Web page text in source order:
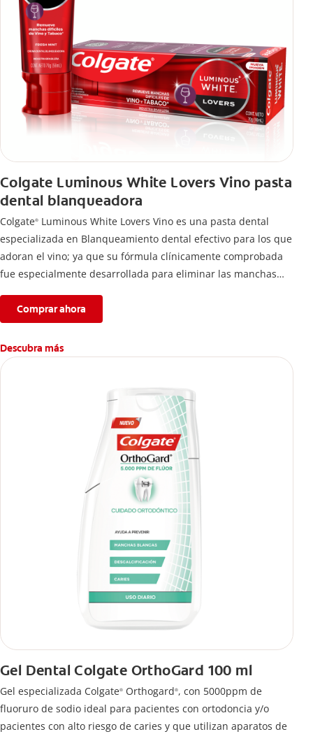
Colgate Luminous White Lovers Vino pasta
dental blanqueadora
Colgate® Luminous White Lovers Vino es una pasta dental
especializada en Blanqueamiento dental efectivo para los que
adoran el vino; ya que su fórmula clínicamente comprobada
fue especialmente desarrollada para eliminar las manchas
proporcionando dientes más blancos sin renunciar a lo que
más te gusta.
Comprar ahora
Descubra más
Gel Dental Colgate OrthoGard 100 ml
Gel especializada Colgate® Orthogard®, con 5000ppm de
fluoruro de sodio ideal para pacientes con ortodoncia y/o
pacientes con alto riesgo de caries y que utilizan aparatos de